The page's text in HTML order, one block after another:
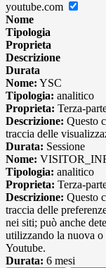
youtube.com
Nome
Tipologia
Proprieta
Descrizione
Durata
Nome: YSC
Tipologia: analitico
Proprieta: Terza-
Descrizione: Questo
traccia delle
Durata: Sessione
Nome:
Tipologia: analitico
Proprieta: Terza-
Descrizione: Questo
traccia delle
nei siti; può anche
utilizzando la nuova
Youtube.
Durata: 6 mesi